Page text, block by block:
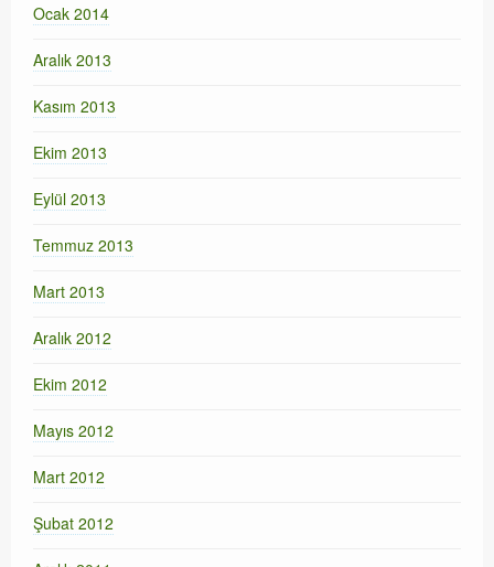
Ocak 2014
Aralık 2013
Kasım 2013
Ekim 2013
Eylül 2013
Temmuz 2013
Mart 2013
Aralık 2012
Ekim 2012
Mayıs 2012
Mart 2012
Şubat 2012